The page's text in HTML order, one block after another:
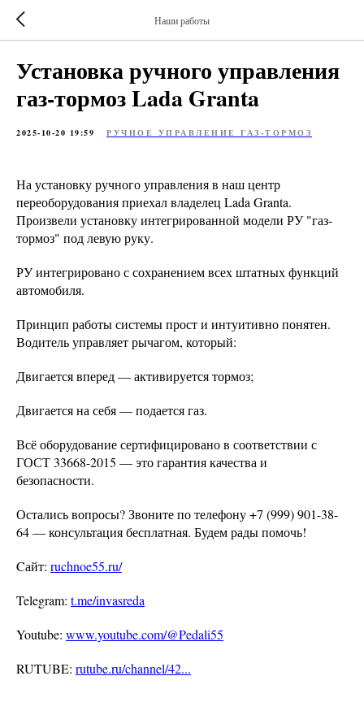
Наши работы
Установка ручного управления
газ-тормоз Lada Granta
2025-10-20 19:59 РУЧНОЕ УПРАВЛЕНИЕ ГАЗ-ТОРМОЗ
На установку ручного управления в наш центр
переоборудования приехал владелец Lada Granta.
Произвели установку интегрированной модели РУ "газ-
тормоз" под левую руку.
РУ интегрировано с сохранением всех штатных функций
автомобиля.
Принцип работы системы прост и интуитивно понятен.
Водитель управляет рычагом, который:
Двигается вперед — активируется тормоз;
Двигается на себя — подается газ.
Всё оборудование сертифицировано в соответствии с
ГОСТ 33668-2015 — это гарантия качества и
безопасности.
Остались вопросы? Звоните по телефону +7 (999) 901-38-
64 — консультация бесплатная. Будем рады помочь!
Cайт: ruchnoe55.ru/
Telegram: t.me/invasreda
Youtube: www.youtube.com/@Pedali55
RUTUBE: rutube.ru/channel/42...